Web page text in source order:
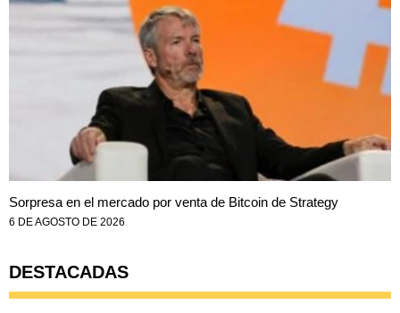
Sorpresa en el mercado por venta de Bitcoin de Strategy
6 DE AGOSTO DE 2026
DESTACADAS